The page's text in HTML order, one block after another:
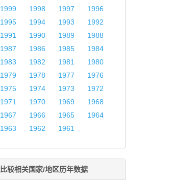
1999
1998 1997
1996
1995
1994 1993
1992
1991
1990 1989
1988
1987
1986 1985
1984
1983
1982 1981
1980
1979
1978 1977
1976
1975
1974 1973
1972
1971
1970 1969
1968
1967
1966 1965
1964
1963
1962 1961
比较相关国家/地区历年数据